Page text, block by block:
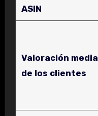
ASIN
Valoración media
de los clientes